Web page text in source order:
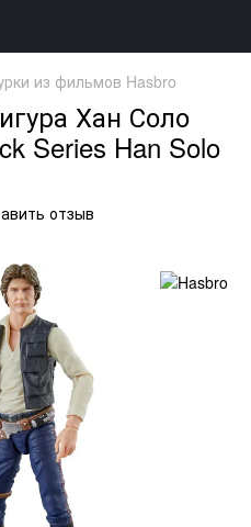
из фильмов Hasbro
Хан Соло
Series Han Solo
отзыв